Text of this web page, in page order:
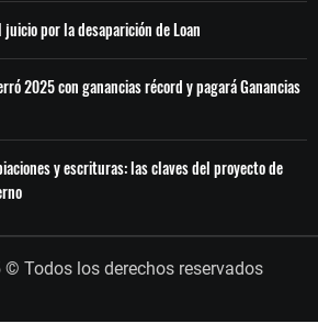
por la desaparición de Loan
2025 con ganancias récord y pagará Ganancias
y escrituras: las claves del proyecto de
© Todos los derechos reservados